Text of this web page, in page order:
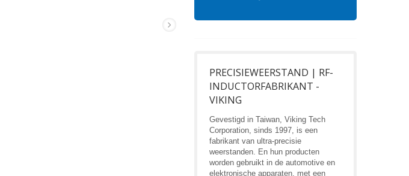
PRECISIEWEERSTAND | RF-
INDUCTORFABRIKANT -
VIKING
Gevestigd in Taiwan, Viking Tech
Corporation, sinds 1997, is een
fabrikant van ultra-precisie
weerstanden. En hun producten
worden gebruikt in de automotive en
elektronische apparaten, met een